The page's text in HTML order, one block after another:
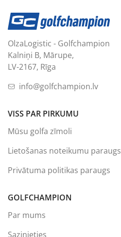
OlzaLogistic - Golfchampion
Kalniņi B, Mārupe,
LV-2167, Rīga
info@golfchampion.lv
VISS PAR PIRKUMU
Mūsu golfa zīmoli
Lietošanas noteikumu paraugs
Privātuma politikas paraugs
GOLFCHAMPION
Par mums
Sazinieties